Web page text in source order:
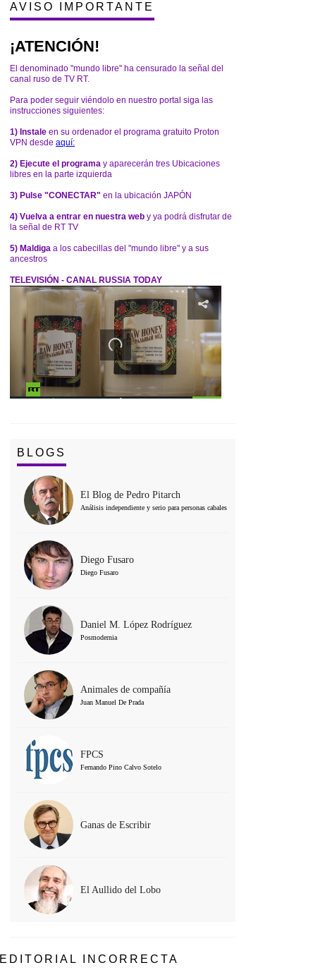
AVISO IMPORTANTE
¡ATENCIÓN!
El denominado "mundo libre" ha censurado la señal del
canal ruso de TV RT.
Para poder seguir viéndolo en nuestro portal siga las
instrucciones siguientes:
1) Instale en su ordenador el programa gratuito Proton
VPN desde aquí:
2) Ejecute el programa y aparecerán tres Ubicaciones
libres en la parte izquierda
3) Pulse "CONECTAR" en la ubicación JAPÓN
4) Vuelva a entrar en nuestra web y ya podrá disfrutar de
la señal de RT TV
5) Maldiga a los cabecillas del "mundo libre" y a sus
ancestros
TELEVISIÓN - CANAL RUSSIA TODAY
BLOGS
El Blog de Pedro Pitarch
Análisis independiente y serio para personas cabales
Diego Fusaro
Diego Fusaro
Daniel M. López Rodríguez
Posmodernia
Animales de compañía
Juan Manuel De Prada
FPCS
Fernando Pino Calvo Sotelo
Ganas de Escribir
El Aullido del Lobo
EDITORIAL INCORRECTA